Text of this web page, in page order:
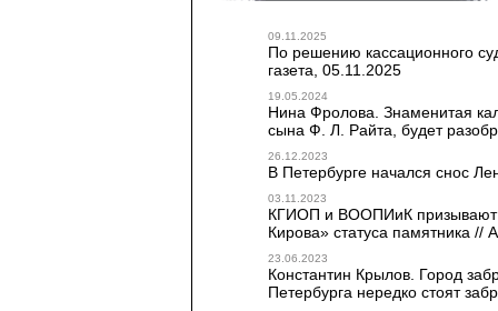
09.11.2025
По решению кассационного
газета, 05.11.2025
19.05.2024
Нина Фролова. Знаменитая
сына Ф. Л. Райта, будет
26.12.2023
В Петербурге начался снос
03.11.2023
КГИОП и ВООПИиК призывают
Кирова» статуса памятника //
23.06.2023
Константин Крылов. Город
Петербурга нередко стоят